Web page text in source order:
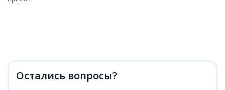
Остались вопросы?